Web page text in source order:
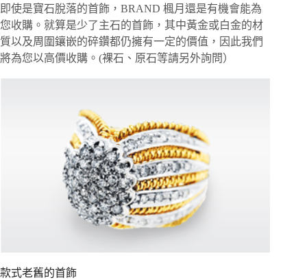
即使是寶石脫落的首飾，BRAND 楓月還是有機會能為
您收購。就算是少了主石的首飾，其中黃金或白金的材
質以及周圍鑲嵌的碎鑽都仍擁有一定的價值，因此我們
將為您以高價收購。(裸石、原石等請另外詢問）
款式老舊的首飾